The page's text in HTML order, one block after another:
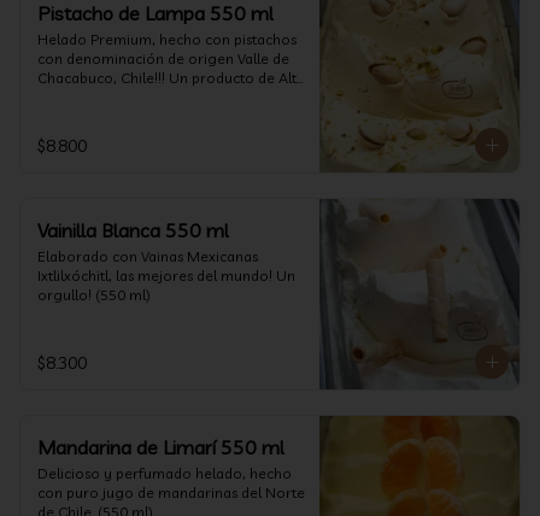
Pistacho de Lampa 550 ml
Helado Premium, hecho con pistachos
con denominación de origen Valle de
Chacabuco, Chile!!! Un producto de Alta
$8.800
Vainilla Blanca 550 ml
Elaborado con Vainas Mexicanas
Ixtlilxóchitl, las mejores del mundo! Un
orgullo! (550 ml)
$8.300
Mandarina de Limarí 550 ml
Delicioso y perfumado helado, hecho
con puro jugo de mandarinas del Norte
de Chile. (550 ml)